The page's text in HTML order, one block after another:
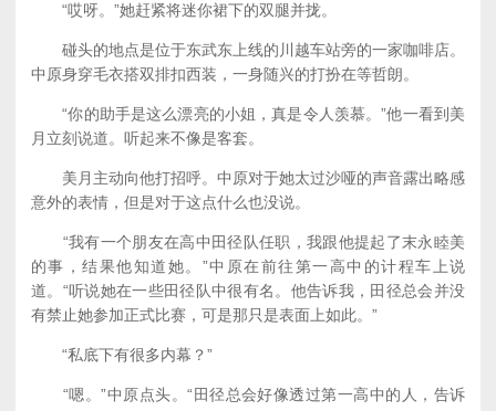
“哎呀。”她赶紧将迷你裙下的双腿并拢。
碰头的地点是位于东武东上线的川越车站旁的一家咖啡店。
中原身穿毛衣搭双排扣西装，一身随兴的打扮在等哲朗。
“你的助手是这么漂亮的小姐，真是令人羡慕。”他一看到美
月立刻说道。听起来不像是客套。
美月主动向他打招呼。中原对于她太过沙哑的声音露出略感
意外的表情，但是对于这点什么也没说。
“我有一个朋友在高中田径队任职，我跟他提起了末永睦美
的事，结果他知道她。”中原在前往第一高中的计程车上说
道。“听说她在一些田径队中很有名。他告诉我，田径总会并没
有禁止她参加正式比赛，可是那只是表面上如此。”
“私底下有很多内幕？”
“嗯。”中原点头。“田径总会好像透过第一高中的人，告诉